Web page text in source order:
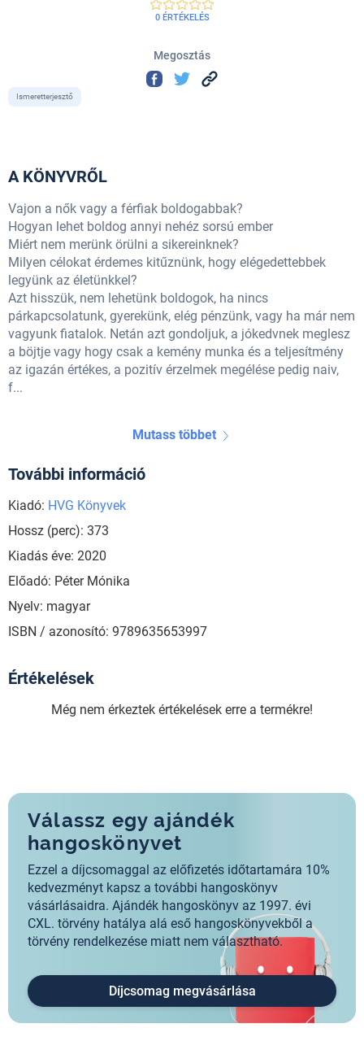
0 ÉRTÉKELÉS
Megosztás
Ismeretterjesztő
A KÖNYVRŐL
Vajon a nők vagy a férfiak boldogabbak?
Hogyan lehet boldog annyi nehéz sorsú ember
Miért nem merünk örülni a sikereinknek?
Milyen célokat érdemes kitűznünk, hogy elégedettebbek
legyünk az életünkkel?
Azt hisszük, nem lehetünk boldogok, ha nincs
párkapcsolatunk, gyerekünk, elég pénzünk, vagy ha már nem
vagyunk fiatalok. Netán azt gondoljuk, a jókedvnek meglesz
a böjtje vagy hogy csak a kemény munka és a teljesítmény
az igazán értékes, a pozitív érzelmek megélése pedig naiv,
f...
Mutass többet
További információ
Kiadó: HVG Könyvek
Hossz (perc): 373
Kiadás éve: 2020
Előadó: Péter Mónika
Nyelv: magyar
ISBN / azonosító: 9789635653997
Értékelések
Még nem érkeztek értékelések erre a termékre!
Válassz egy ajándék
hangoskönyvet
Ezzel a díjcsomaggal az előfizetés időtartamára 10%
kedvezményt kapsz a további hangoskönyv
vásárlásaidra. Ajándék hangoskönyv az 1997. évi
CXL. törvény hatálya alá eső hangoskönyvekből a
törvény rendelkezése miatt nem választható.
Díjcsomag megvásárlása